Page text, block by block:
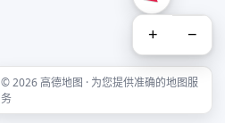
+ −
© 2026 高德地图 · 为您提供准确的地图服
务